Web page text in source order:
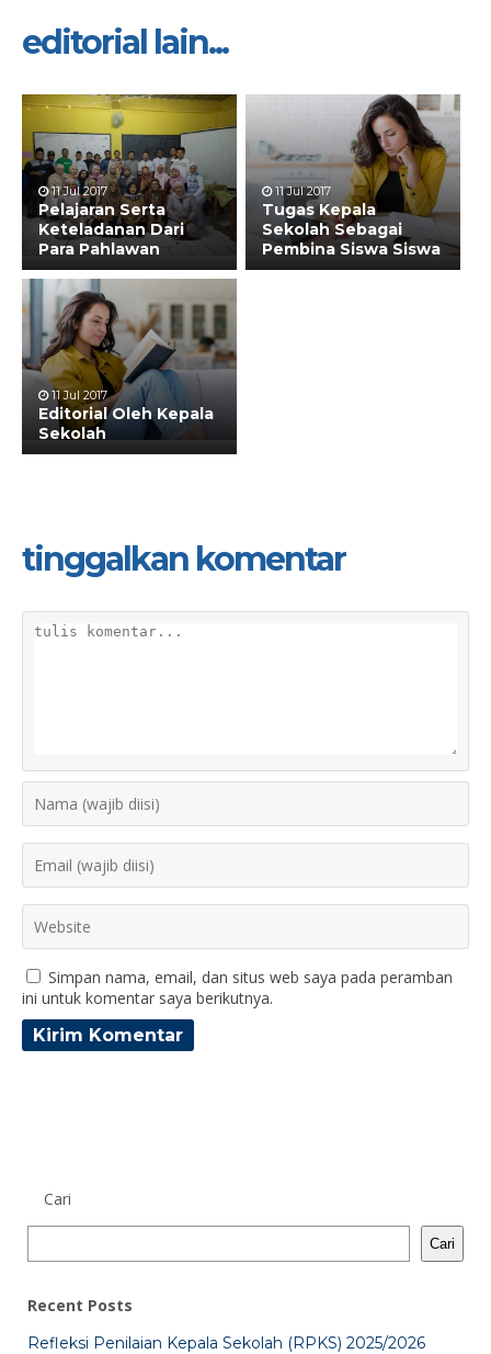
editorial lain...
11 Jul 2017
Pelajaran Serta
Keteladanan Dari
Para Pahlawan
11 Jul 2017
Tugas Kepala
Sekolah Sebagai
Pembina Siswa Siswa
11 Jul 2017
Editorial Oleh Kepala
Sekolah
tinggalkan komentar
Simpan nama, email, dan situs web saya pada peramban
ini untuk komentar saya berikutnya.
Cari
Cari
Recent Posts
Refleksi Penilaian Kepala Sekolah (RPKS) 2025/2026